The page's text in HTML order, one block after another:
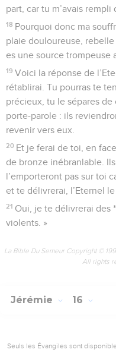
part, car tu m’avais rempli
18 Pourquoi donc ma
plaie douloureuse,
es une source trompeuse
19 Voici la réponse de
rétablirai. Tu pourras te
précieux, tu le sépares
porte-parole : ils
revenir vers eux.
20 Et je ferai de toi, en
de bronze inébranlable.
l’emporteront pas sur toi
et te délivrerai, l’Eternel le
21 Oui, je te délivrerai des
violents. »
La Bible Du Semeur Copyright ©
All rights
Jérémie 16
Seuls les Évangiles sont